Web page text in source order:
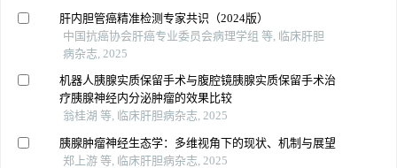
肝内胆管癌精准检测专家共识（2024版）
中国抗癌协会肝癌专业委员会病理学组 等, 临床肝胆
病杂志, 2025
机器人胰腺实质保留手术与腹腔镜胰腺实质保留手术治
疗胰腺神经内分泌肿瘤的效果比较
翁桂湖 等, 临床肝胆病杂志, 2025
胰腺肿瘤神经生态学：多维视角下的现状、机制与展望
郑上游 等, 临床肝胆病杂志, 2025